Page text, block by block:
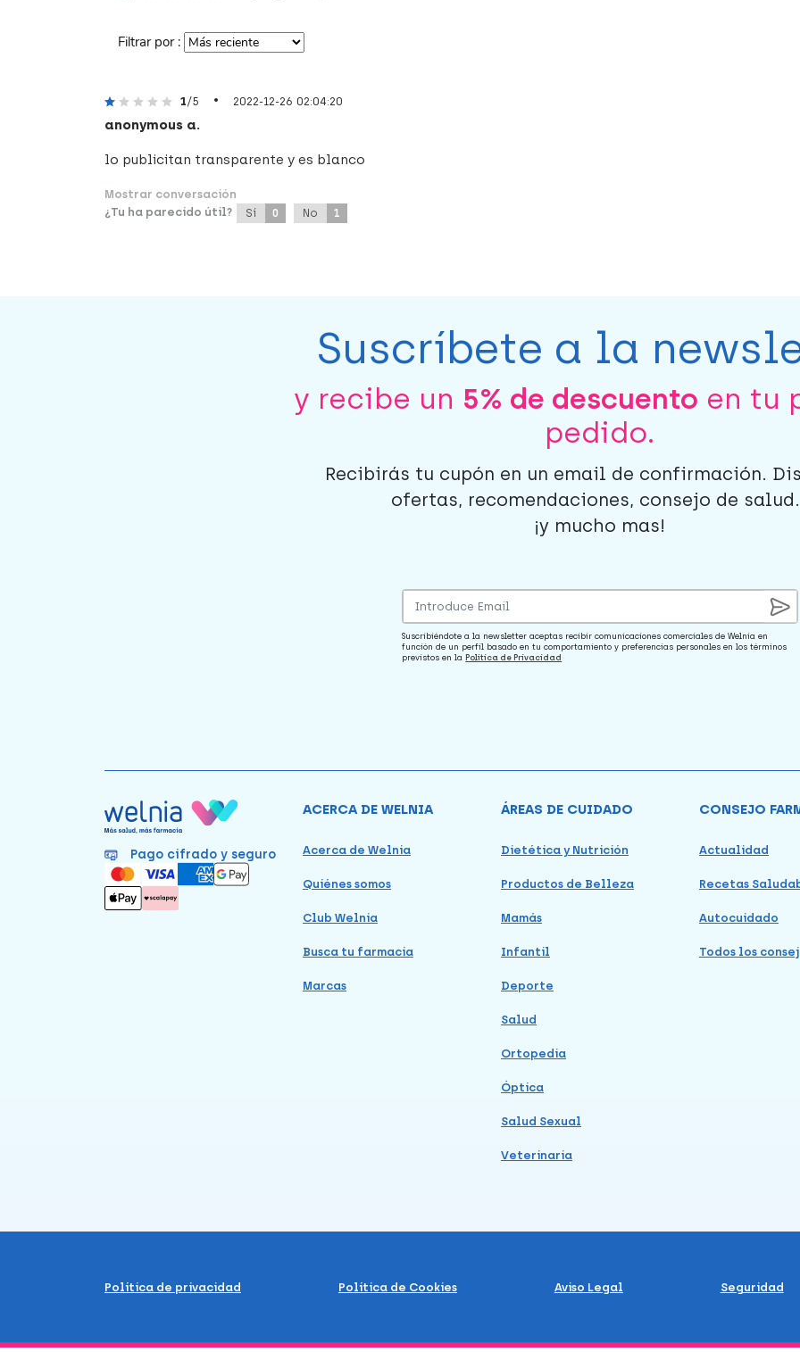
Filtrar por :
1/5 • 2022-12-26 02:04:20
anonymous a.
lo publicitan transparente y es blanco
Mostrar conversación
¿Tu ha parecido útil?
Sí 0 No 1
Suscríbete a la
y recibe un 5% de descuento en tu
pedido.
Recibirás tu cupón en un email de confirmación.
ofertas, recomendaciones, consejo de
¡y mucho mas!
Suscribiéndote a la newsletter aceptas recibir comunicaciones comerciales de Welnia en
función de un perfil basado en tu comportamiento y preferencias personales en los términos
previstos en laPolítica de Privacidad
Pago cifrado y seguro
ACERCA DE WELNIA
Acerca de Welnia
Quiénes somos
Club Welnia
Busca tu farmacia
Marcas
ÁREAS DE CUIDADO
Dietética y Nutrición
Productos de Belleza
Mamás
Infantil
Deporte
Salud
Ortopedia
Óptica
Salud Sexual
Veterinaria
CONSEJO
Actualidad
Recetas
Autocuidado
Todos los
Política de privacidad Política de Cookies Aviso Legal Seguridad